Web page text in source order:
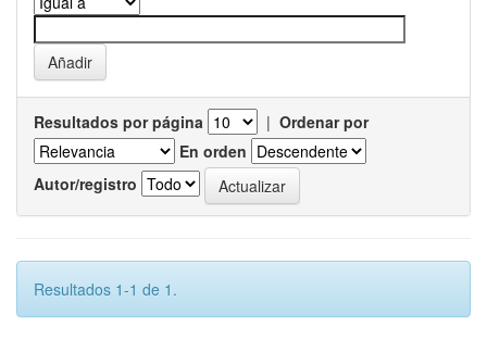
Resultados por página | Ordenar por
En orden
Autor/registro
Resultados 1-1 de 1.